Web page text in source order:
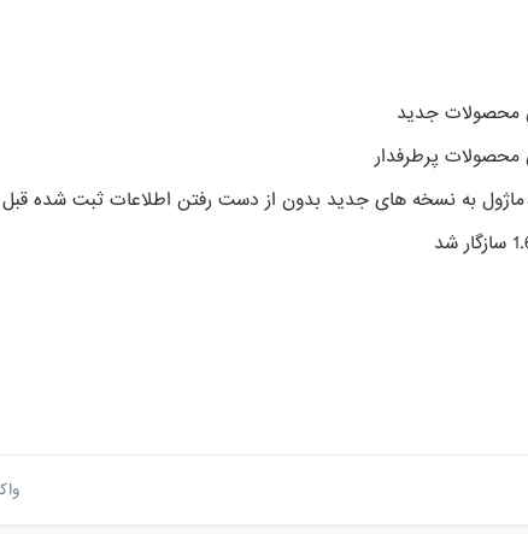
محصولات جدید
پرطرفدار
به نسخه های جدید بدون از دست رفتن اطلاعات ثبت شده قبل